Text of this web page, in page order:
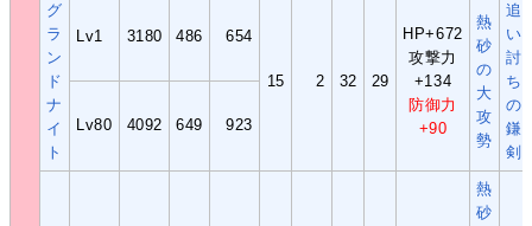
グ
ラ
ン
ド
ナ
イ
ト
Lv1 3180 486 654
15 2 32 29
HP+672
攻撃力
+134
防御力
+90
熱
砂
の
大
攻
勢
追
い
討
ち
の
鎌
剣
Lv80 4092 649 923
熱
砂